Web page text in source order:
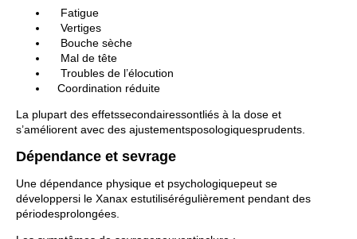
Fatigue
Vertiges
Bouche sèche
Mal de tête
Troubles de l’élocution
Coordination réduite
La plupart des effetssecondairessontliés à la dose et
s’améliorent avec des ajustementsposologiquesprudents.
Dépendance et sevrage
Une dépendance physique et psychologiquepeut se
développersi le Xanax estutilisérégulièrement pendant des
périodesprolongées.